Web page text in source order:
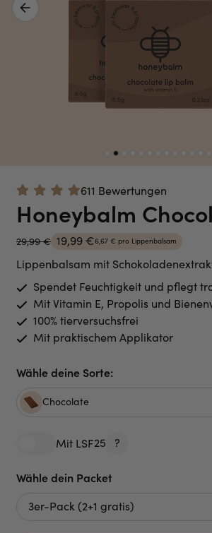
611 Bewertungen
Honeybalm
29,99 € 19,99 €6,67 € pro Lippenbalsam
Lippenbalsam mit
Spendet Feuchtigkeit und pflegt
Mit Vitamin E, Propolis und
100% tierversuchsfrei
Mit praktischem Applikator
Wähle deine Sorte:
Chocolate
Mit LSF25 ?
Wähle dein Packet